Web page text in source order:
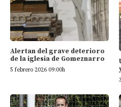
Alertan del grave deterioro
de la iglesia de Gomeznarro
5 febrero 2026 09:00h